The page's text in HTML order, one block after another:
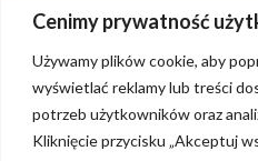
Cenimy prywatność
Używamy plików cookie, aby
wyświetlać reklamy lub treści
potrzeb użytkowników oraz
Kliknięcie przycisku „Akceptuj
Coaching